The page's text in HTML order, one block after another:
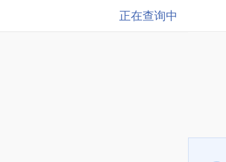
正在查询中